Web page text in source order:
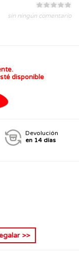
sin ningún comentario
disponible
Devolución
en 14 días
>>